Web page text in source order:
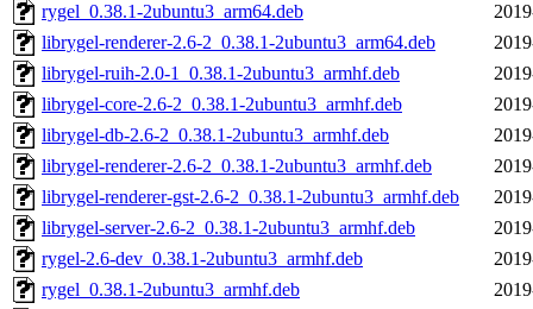
rygel_0.38.1-2ubuntu3_arm64.deb
librygel-renderer-2.6-2_0.38.1-2ubuntu3_arm64.deb
librygel-ruih-2.0-1_0.38.1-2ubuntu3_armhf.deb
librygel-core-2.6-2_0.38.1-2ubuntu3_armhf.deb
librygel-db-2.6-2_0.38.1-2ubuntu3_armhf.deb
librygel-renderer-2.6-2_0.38.1-2ubuntu3_armhf.deb
librygel-renderer-gst-2.6-2_0.38.1-2ubuntu3_armhf.deb
librygel-server-2.6-2_0.38.1-2ubuntu3_armhf.deb
rygel-2.6-dev_0.38.1-2ubuntu3_armhf.deb
rygel_0.38.1-2ubuntu3_armhf.deb